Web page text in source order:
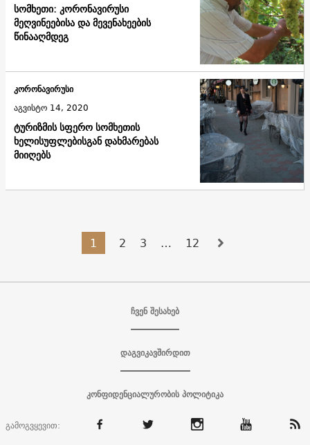
სომხეთი: კორონავირუსი
მეღვინეებისა და მევენახეების
წინააღმდეგ
ტურიზმის სფერო სომხეთის
ხელისუფლებისგან დახმარებას
მიიღებს
კორონავირუსი
აგვისტო 14, 2020
1 2 3 … 12
ჩვენ შესახებ
დაგვიკავშირდით
კონფიდენციალურობის პოლიტიკა
გამოგვყევით: